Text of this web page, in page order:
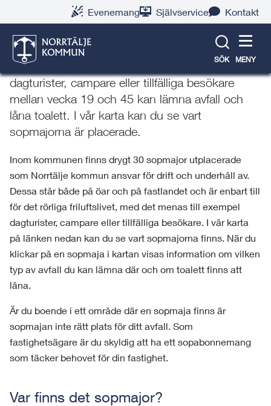
Evenemang Självservice Kontakt
SÖK MENY
Sopmajor
En sopmaja är ett litet hus där till exempel
dagturister, campare eller tillfälliga besökare
mellan vecka 19 och 45 kan lämna avfall och
låna toalett. I vår karta kan du se vart
sopmajorna är placerade.
Inom kommunen finns drygt 30 sopmajor utplacerade
som Norrtälje kommun ansvar för drift och underhåll av.
Dessa står både på öar och på fastlandet och är enbart till
för det rörliga friluftslivet, med det menas till exempel
dagturister, campare eller tillfälliga besökare. I vår karta
på länken nedan kan du se vart sopmajorna finns. När du
klickar på en sopmaja i kartan visas information om vilken
typ av avfall du kan lämna där och om toalett finns att
låna.
Är du boende i ett område där en sopmaja finns är
sopmajan inte rätt plats för ditt avfall. Som
fastighetsägare är du skyldig att ha ett sopabonnemang
som täcker behovet för din fastighet.
Var finns det sopmajor?